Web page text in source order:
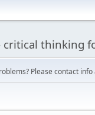
critical thinking
Please contact